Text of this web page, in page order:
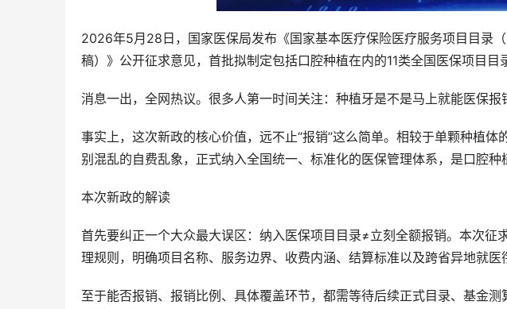
2026年5月28日，国家医保局发布《国家基本医疗保险医疗服务项目目录
稿）》公开征求意见，首批拟制定包括口腔种植在内的11类全国医保项目目
消息一出，全网热议。很多人第一时间关注：种植牙是不是马上就能医保报
事实上，这次新政的核心价值，远不止“报销”这么简单。相较于单颗种植
别混乱的自费乱象，正式纳入全国统一、标准化的医保管理体系，是口腔种
本次新政的解读
首先要纠正一个大众最大误区：纳入医保项目目录≠立刻全额报销。本次征
理规则，明确项目名称、服务边界、收费内涵、结算标准以及跨省异地就医
至于能否报销、报销比例、具体覆盖环节，都需等待后续正式目录、基金